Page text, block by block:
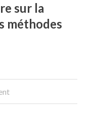
sur la
méthodes